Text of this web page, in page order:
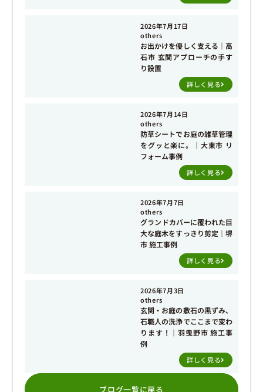
2026年7月17日
others
お出かけを優しく支える｜高
石市 玄関アプローチの手す
り設置
詳しく見る
2026年7月14日
others
防草シートでお庭の雑草管理
をグッと楽に。｜大東市 リ
フォーム事例
詳しく見る
2026年7月7日
others
グランドカバーに覆われた巨
大な庭木をすっきり剪定｜堺
市 施工事例
詳しく見る
2026年7月3日
others
玄関・お庭の敷石の黒ずみ、
石職人の洗浄でここまで変わ
ります！｜羽曳野市 施工事
例
詳しく見る
ブログ一覧に戻る